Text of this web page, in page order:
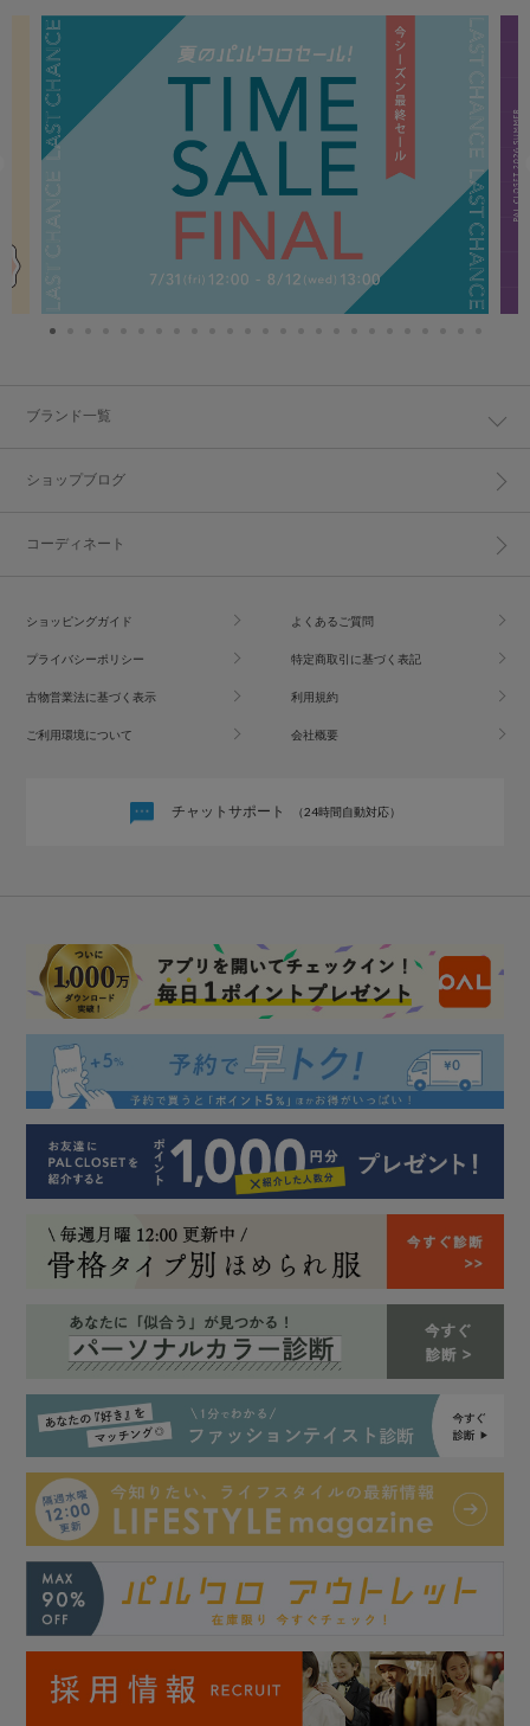
ブランド一覧
ショップブログ
コーディネート
ショッピングガイド よくあるご質問
プライバシーポリシー 特定商取引に基づく表記
古物営業法に基づく表示 利用規約
ご利用環境について 会社概要
チャットサポート （24時間自動対応）